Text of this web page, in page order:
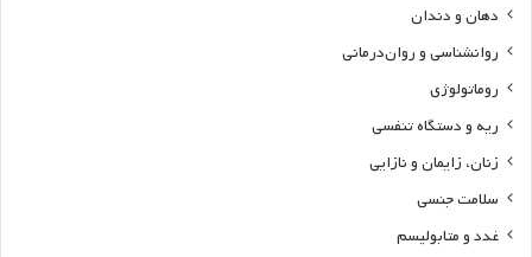
دهان و دندان
روانشناسی و روان‌درمانی
روماتولوژی
ریه و دستگاه تنفسی
زنان، زایمان و نازایی
سلامت جنسی
غدد و متابولیسم